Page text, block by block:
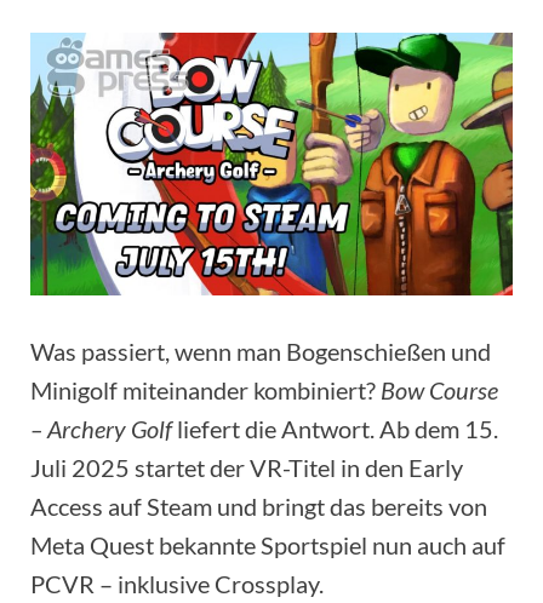
Was passiert, wenn man Bogenschießen und
Minigolf miteinander kombiniert? Bow Course
– Archery Golfliefert die Antwort. Ab dem 15.
Juli 2025 startet der VR-Titel in den Early
Access auf Steam und bringt das bereits von
Meta Quest bekannte Sportspiel nun auch auf
PCVR – inklusive Crossplay.